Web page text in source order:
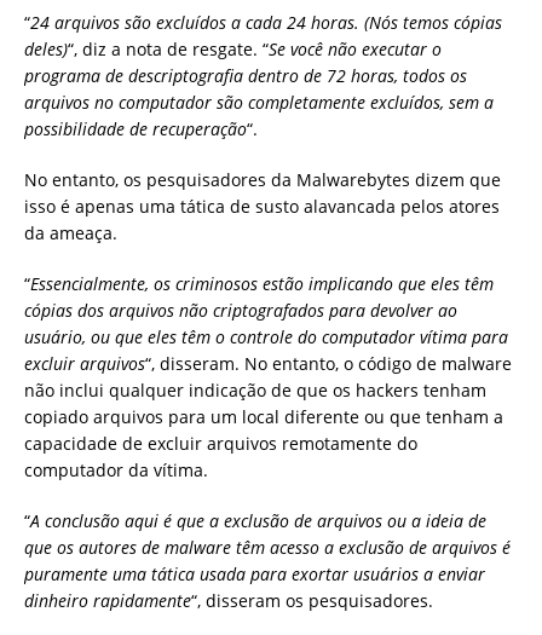
“24 arquivos são excluídos a cada 24 horas. (Nós temos cópias
deles)“, diz a nota de resgate. “Se você não executar o
programa de descriptografia dentro de 72 horas, todos os
arquivos no computador são completamente excluídos, sem a
possibilidade de recuperação“.
No entanto, os pesquisadores da Malwarebytes dizem que
isso é apenas uma tática de susto alavancada pelos atores
da ameaça.
“Essencialmente, os criminosos estão implicando que eles têm
cópias dos arquivos não criptografados para devolver ao
usuário, ou que eles têm o controle do computador vítima para
excluir arquivos“, disseram. No entanto, o código de malware
não inclui qualquer indicação de que os hackers tenham
copiado arquivos para um local diferente ou que tenham a
capacidade de excluir arquivos remotamente do
computador da vítima.
“A conclusão aqui é que a exclusão de arquivos ou a ideia de
que os autores de malware têm acesso a exclusão de arquivos é
puramente uma tática usada para exortar usuários a enviar
dinheiro rapidamente“, disseram os pesquisadores.